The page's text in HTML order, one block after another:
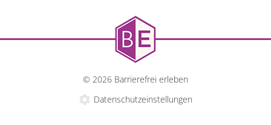
© 2026 Barrierefrei erleben
Datenschutzeinstellungen